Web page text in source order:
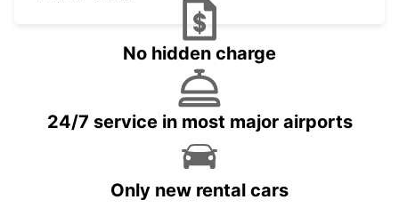
No hidden charge
24/7 service in most major airports
Only new rental cars